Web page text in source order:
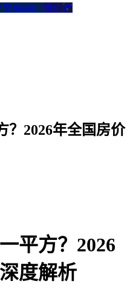
易顾问 微房产
平方？2026
？2026年全国房价
平方？2026
度解析